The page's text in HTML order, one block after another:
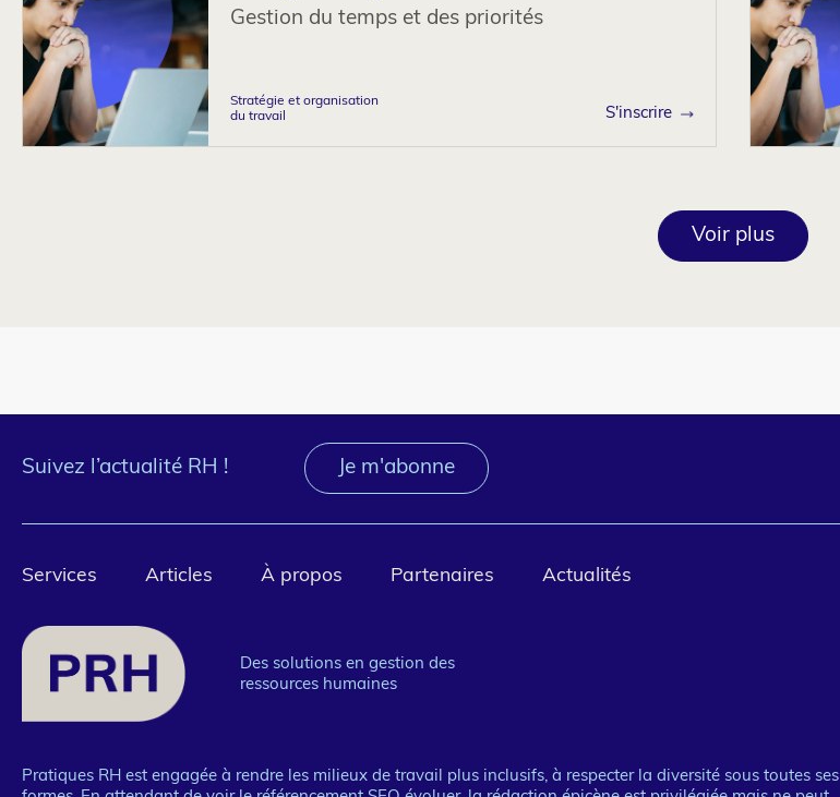
Gestion du temps et des priorités
Stratégie et organisation
du travail
S'inscrire
Voir plus
Suivez l’actualité RH ! Je m'abonne
Pied
de
page
Services Articles À propos Partenaires Actualités
Des solutions en gestion des
ressources humaines
Pratiques RH est engagée à rendre les milieux de travail plus inclusifs, à respecter la diversité sous toutes ses